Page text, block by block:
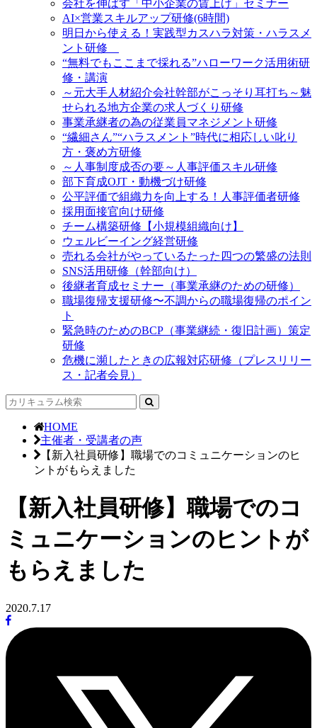
会社を伸ばす「中小企業の賃上げ」セミナー
AI×営業スキルアップ研修(6時間)
明日から使える！実践型カスハラ対策・ハラスメ
ント研修
“無料でもここまで採れる”ハローワーク活用術研
修・講演
～元大手人材紹介会社幹部がこっそり耳打ち～魅
せられる地方企業の求人づくり研修
事業承継者の為の従業員マネジメント研修
“繊細さん”“ハラスメント”時代に相応しい叱り
方・褒め方研修
～人事制度成否の要～人事評価スキル研修
部下育成OJT・動機づけ研修
公平評価で組織力を向上する！人事評価者研修
採用面接官向け研修
チーム構築研修【小規模組織向け】
ウェルビーイング経営研修
売れる会社がやっているたった四つの繁盛の法則
SNS活用研修（幹部向け）
後継者育成セミナー（事業承継のための研修）
職場復帰支援研修〜不調からの職場復帰のポイン
ト
緊急時のためのBCP（事業継続・復旧計画）策定
研修
危機に瀕したときの広報対応研修（プレスリリー
ス・記者会見）
HOME
主催者・受講者の声
【新入社員研修】職場でのコミュニケーションのヒ
ントがもらえました
【新入社員研修】職場でのコ
ミュニケーションのヒントが
もらえました
2020.7.17